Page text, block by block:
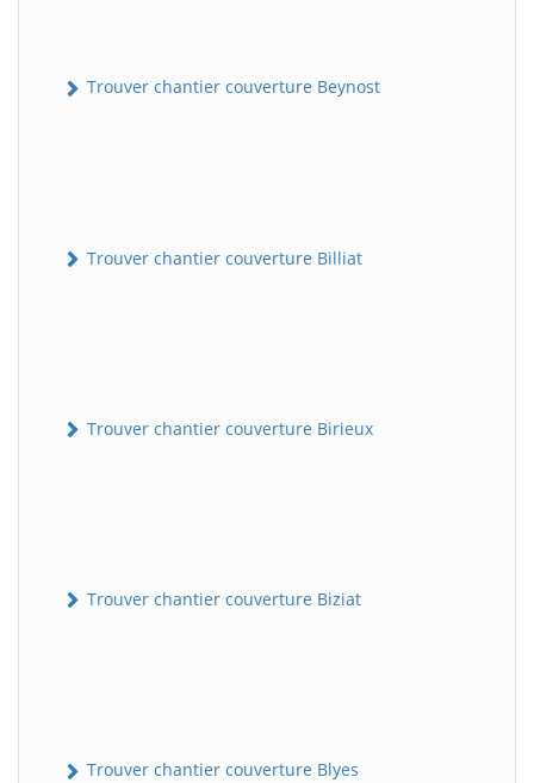
Trouver chantier couverture Beynost
Trouver chantier couverture Billiat
Trouver chantier couverture Birieux
Trouver chantier couverture Biziat
Trouver chantier couverture Blyes